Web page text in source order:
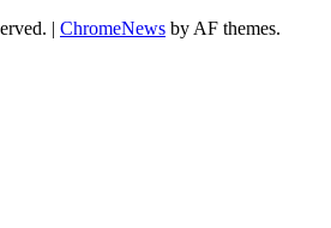
| ChromeNews by AF themes.